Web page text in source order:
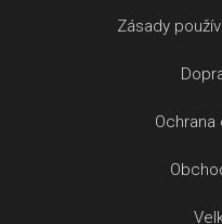
Zásady
Ochrana